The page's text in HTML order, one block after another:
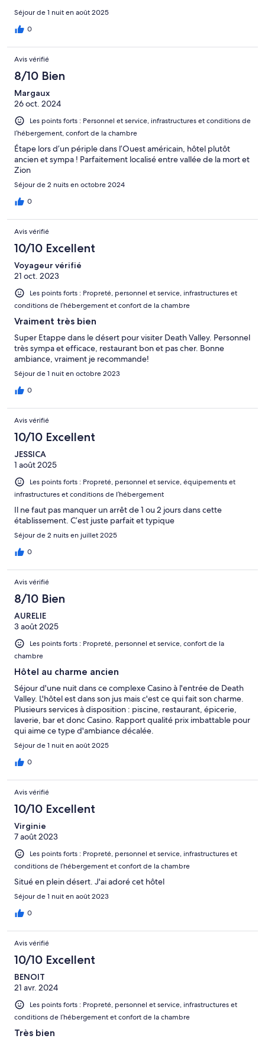
Séjour de 1 nuit en août 2025
0
Avis vérifié
8/10 Bien
Margaux
26 oct. 2024
Les points forts : Personnel et service, infrastructures et conditions de
l’hébergement, confort de la chambre
Étape lors d’un périple dans l’Ouest américain, hôtel plutôt
ancien et sympa ! Parfaitement localisé entre vallée de la mort et
Zion
Séjour de 2 nuits en octobre 2024
0
Avis vérifié
10/10 Excellent
Voyageur vérifié
21 oct. 2023
Les points forts : Propreté, personnel et service, infrastructures et
conditions de l’hébergement et confort de la chambre
Vraiment très bien
Super Etappe dans le désert pour visiter Death Valley. Personnel
très sympa et efficace, restaurant bon et pas cher. Bonne
ambiance, vraiment je recommande!
Séjour de 1 nuit en octobre 2023
0
Avis vérifié
10/10 Excellent
JESSICA
1 août 2025
Les points forts : Propreté, personnel et service, équipements et
infrastructures et conditions de l’hébergement
Il ne faut pas manquer un arrêt de 1 ou 2 jours dans cette
établissement. C’est juste parfait et typique
Séjour de 2 nuits en juillet 2025
0
Avis vérifié
8/10 Bien
AURELIE
3 août 2025
Les points forts : Propreté, personnel et service, confort de la
chambre
Hôtel au charme ancien
Séjour d'une nuit dans ce complexe Casino à l'entrée de Death
Valley. L'hôtel est dans son jus mais c'est ce qui fait son charme.
Plusieurs services à disposition : piscine, restaurant, épicerie,
laverie, bar et donc Casino. Rapport qualité prix imbattable pour
qui aime ce type d'ambiance décalée.
Séjour de 1 nuit en août 2025
0
Avis vérifié
10/10 Excellent
Virginie
7 août 2023
Les points forts : Propreté, personnel et service, infrastructures et
conditions de l’hébergement et confort de la chambre
Situé en plein désert. J'ai adoré cet hôtel
Séjour de 1 nuit en août 2023
0
Avis vérifié
10/10 Excellent
BENOIT
21 avr. 2024
Les points forts : Propreté, personnel et service, infrastructures et
conditions de l’hébergement et confort de la chambre
Très bien